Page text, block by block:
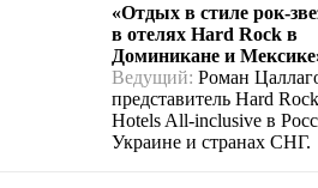
«Отдых в стиле рок-
в отелях Hard Rock в
Доминикане и
Ведущий: Роман
представитель Hard Rock
Hotels All-inclusive в
Украине и странах СНГ.